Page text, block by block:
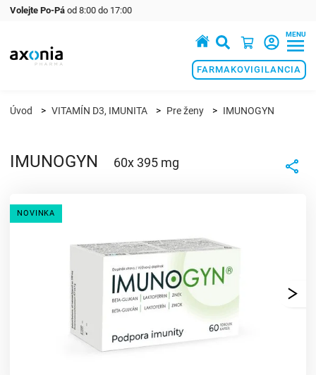
Volejte Po-Pá od 8:00 do 17:00
MENU
FARMAKOVIGILANCIA
Úvod VITAMÍN D3, IMUNITA Pre ženy IMUNOGYN
IMUNOGYN 60x 395 mg
NOVINKA